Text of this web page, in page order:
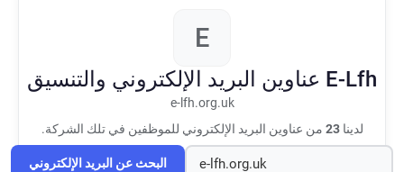
E
E-Lfh عناوين البريد الإلكتروني والتنسيق
e-lfh.org.uk
لدينا23 من عناوين البريد الإلكتروني للموظفين في تلك الشركة.
البحث عن البريد الإلكتروني